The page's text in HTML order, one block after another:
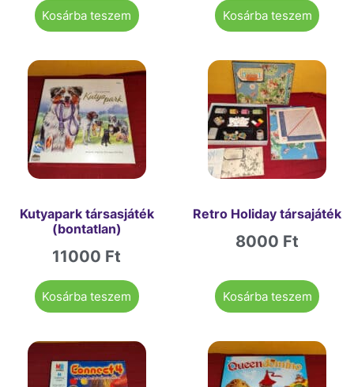
Kosárba teszem Kosárba teszem
Kutyapark társasjáték
(bontatlan)
11000 Ft
Kosárba teszem
Retro Holiday társajáték
8000 Ft
Kosárba teszem